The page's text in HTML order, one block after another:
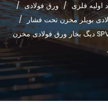
اولیه فلزی / ورق فولادی /
بویلر مخزن تحت فشار /
SPV490 SGV410 SGV450 SGV480 دیگ بخار ورق فولادی مخزن